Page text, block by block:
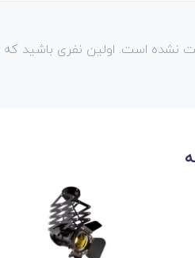
نشده است. اولین نفری باشید